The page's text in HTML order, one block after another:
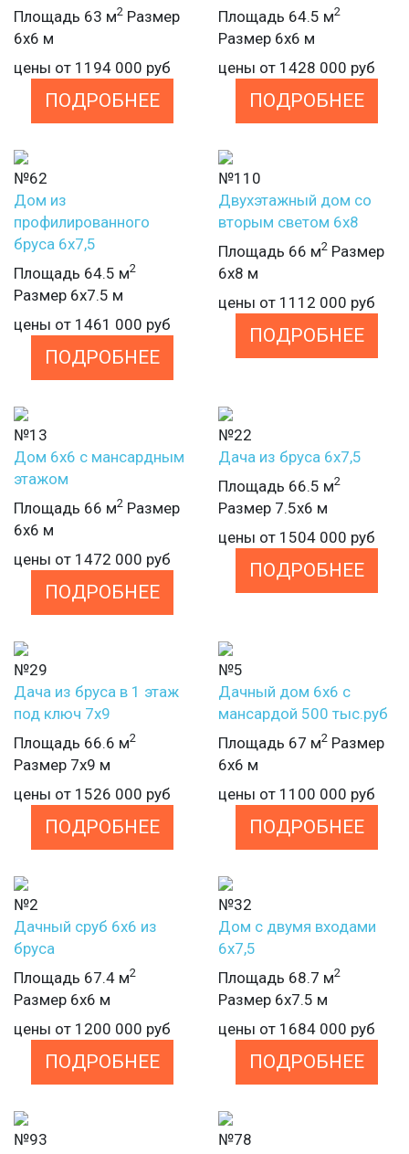
Площадь 63 м2 Размер
6х6 м
цены от 1194 000 руб
ПОДРОБНЕЕ
Площадь 64.5 м2
Размер 6х6 м
цены от 1428 000 руб
ПОДРОБНЕЕ
№62
Дом из
профилированного
бруса 6х7,5
Площадь 64.5 м2
Размер 6х7.5 м
цены от 1461 000 руб
ПОДРОБНЕЕ
№110
Двухэтажный дом со
вторым светом 6х8
Площадь 66 м2 Размер
6х8 м
цены от 1112 000 руб
ПОДРОБНЕЕ
№13
Дом 6х6 с мансардным
этажом
Площадь 66 м2 Размер
6х6 м
цены от 1472 000 руб
ПОДРОБНЕЕ
№22
Дача из бруса 6х7,5
Площадь 66.5 м2
Размер 7.5х6 м
цены от 1504 000 руб
ПОДРОБНЕЕ
№29
Дача из бруса в 1 этаж
под ключ 7х9
Площадь 66.6 м2
Размер 7х9 м
цены от 1526 000 руб
ПОДРОБНЕЕ
№5
Дачный дом 6х6 с
мансардой 500 тыс.руб
Площадь 67 м2 Размер
6х6 м
цены от 1100 000 руб
ПОДРОБНЕЕ
№2
Дачный сруб 6х6 из
бруса
Площадь 67.4 м2
Размер 6х6 м
цены от 1200 000 руб
ПОДРОБНЕЕ
№32
Дом с двумя входами
6х7,5
Площадь 68.7 м2
Размер 6х7.5 м
цены от 1684 000 руб
ПОДРОБНЕЕ
№93
№78